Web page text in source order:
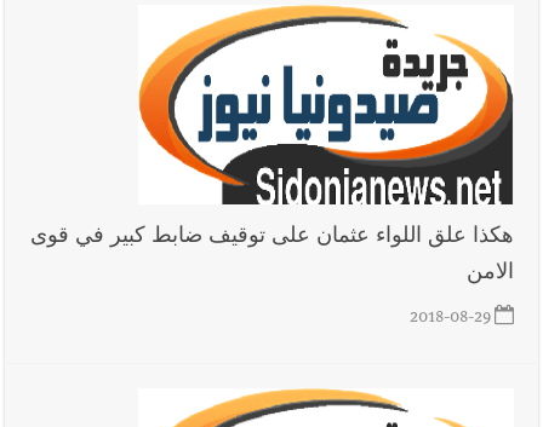
هكذا علق اللواء عثمان على توقيف ضابط كبير في قوى
الامن
2018-08-29